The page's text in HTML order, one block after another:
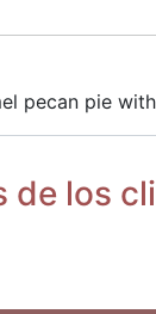
pecan pie
de los